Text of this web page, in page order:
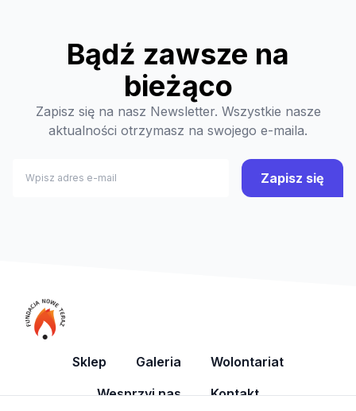
Bądź zawsze na
bieżąco
Zapisz się na nasz Newsletter. Wszystkie nasze
aktualności otrzymasz na swojego e-maila.
Zapisz się
Sklep Galeria
Wolontariat
Wesprzyj nas
Kontakt